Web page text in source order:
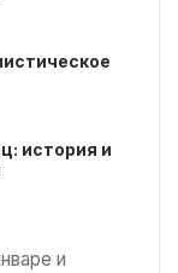
история и
и